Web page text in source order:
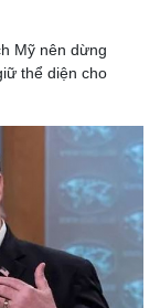
Mỹ nên dừng
thể diện cho